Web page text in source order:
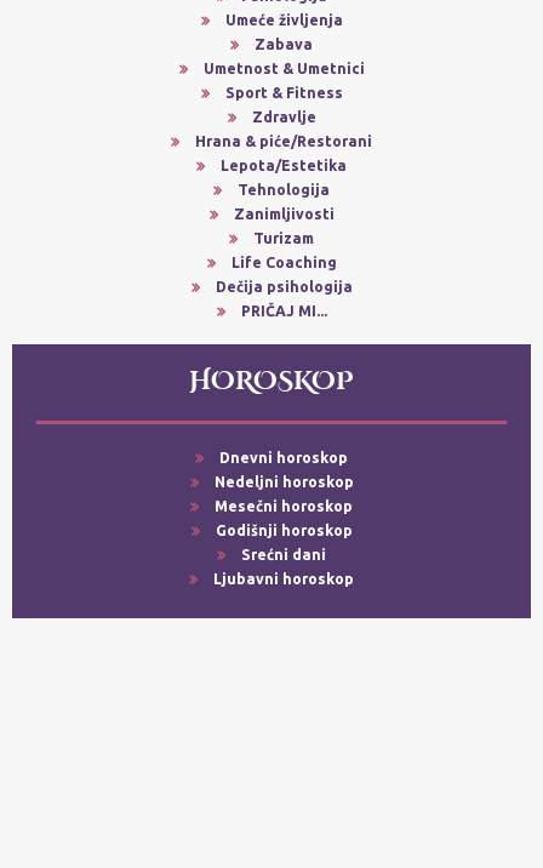
Umeće življenja
Zabava
Umetnost & Umetnici
Sport & Fitness
Zdravlje
Hrana & piće/Restorani
Lepota/Estetika
Tehnologija
Zanimljivosti
Turizam
Life Coaching
Dečija psihologija
PRIČAJ MI...
HOROSKOP
Dnevni horoskop
Nedeljni horoskop
Mesečni horoskop
Godišnji horoskop
Srećni dani
Ljubavni horoskop